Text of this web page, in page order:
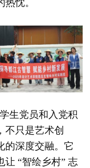
忱。
生党员和入党积
不只是艺术创
的深度交融。它
让 “智绘乡村” 志